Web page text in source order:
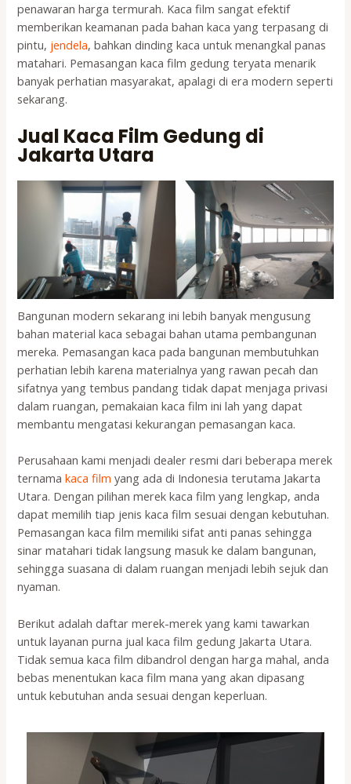
penawaran harga termurah. Kaca film sangat efektif
memberikan keamanan pada bahan kaca yang terpasang di
pintu, jendela, bahkan dinding kaca untuk menangkal panas
matahari. Pemasangan kaca film gedung teryata menarik
banyak perhatian masyarakat, apalagi di era modern seperti
sekarang.
Jual Kaca Film Gedung di
Jakarta Utara
Bangunan modern sekarang ini lebih banyak mengusung
bahan material kaca sebagai bahan utama pembangunan
mereka. Pemasangan kaca pada bangunan membutuhkan
perhatian lebih karena materialnya yang rawan pecah dan
sifatnya yang tembus pandang tidak dapat menjaga privasi
dalam ruangan, pemakaian kaca film ini lah yang dapat
membantu mengatasi kekurangan pemasangan kaca.
Perusahaan kami menjadi dealer resmi dari beberapa merek
ternamakaca film yang ada di Indonesia terutama Jakarta
Utara. Dengan pilihan merek kaca film yang lengkap, anda
dapat memilih tiap jenis kaca film sesuai dengan kebutuhan.
Pemasangan kaca film memiliki sifat anti panas sehingga
sinar matahari tidak langsung masuk ke dalam bangunan,
sehingga suasana di dalam ruangan menjadi lebih sejuk dan
nyaman.
Berikut adalah daftar merek-merek yang kami tawarkan
untuk layanan purna jual kaca film gedung Jakarta Utara.
Tidak semua kaca film dibandrol dengan harga mahal, anda
bebas menentukan kaca film mana yang akan dipasang
untuk kebutuhan anda sesuai dengan keperluan.